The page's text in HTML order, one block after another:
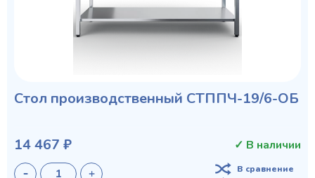
Стол производственный СТППЧ-19/6-ОБ
14 467 ₽ ✓ В наличии
В сравнение